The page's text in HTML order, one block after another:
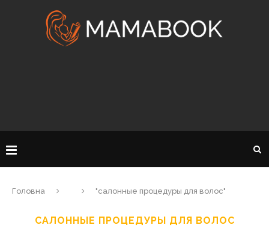
Головна "салонные процедуры для волос"
САЛОННЫЕ ПРОЦЕДУРЫ ДЛЯ ВОЛОС